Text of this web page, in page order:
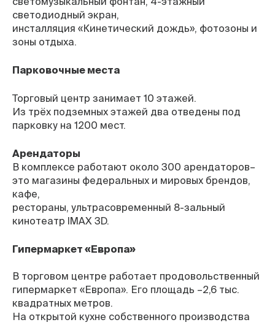
светодиодный экран,
инсталляция «Кинетический дождь», фотозоны и
зоны отдыха.
Парковочные места
Торговый центр занимает 10 этажей.
Из трёх подземных этажей два отведены под
парковку на 1200 мест.
Арендаторы
В комплексе работают около 300 арендаторов–
это магазины федеральных и мировых брендов,
кафе,
рестораны, ультрасовременный 8-зальный
кинотеатр IMAX 3D.
Гипермаркет «Европа»
В торговом центре работает продовольственный
гипермаркет «Европа». Его площадь –2,6 тыс.
квадратных метров.
На открытой кухне собственного производства